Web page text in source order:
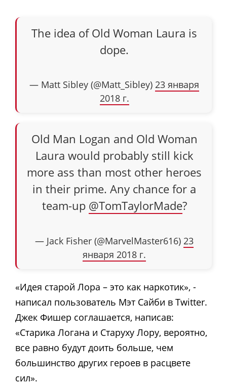
The idea of Old Woman Laura is
dope.
— Matt Sibley (@Matt_Sibley) 23 января
2018 г.
Old Man Logan and Old Woman
Laura would probably still kick
more ass than most other heroes
in their prime. Any chance for a
team-up @TomTaylorMade?
— Jack Fisher (@MarvelMaster616) 23
января 2018 г.
«Идея старой Лора – это как наркотик», -
написал пользователь Мэт Сайби в Twitter.
Джек Фишер соглашается, написав:
«Старика Логана и Старуху Лору, вероятно,
все равно будут доить больше, чем
большинство других героев в расцвете
сил».